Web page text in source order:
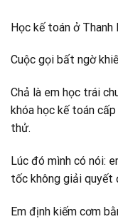
Học kế toán ở Thanh
Cuộc gọi bất ngờ
Chả là em học trái
khóa học kế toán
thử.
Lúc đó mình có nói:
tốc không giải quyết
Em định kiếm cơm